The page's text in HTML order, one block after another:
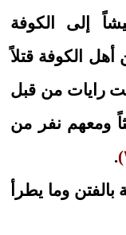
إلى الكوفة
الكوفة قتلاً
رايات من قبل
ومعهم نفر من
.
وما يطرأ